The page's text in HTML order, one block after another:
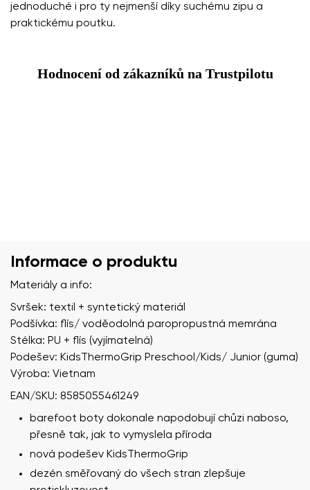
jednoduché i pro ty nejmenší díky suchému zipu a
praktickému poutku.
Hodnocení od zákazníků na Trustpilotu
Informace o produktu
Materiály a info:
Svršek: textil + syntetický materiál
Podšívka: flís/ voděodolná paropropustná memrána
Stélka: PU + flís (vyjímatelná)
Podešev: KidsThermoGrip Preschool/Kids/ Junior (guma)
Výroba: Vietnam
EAN/SKU: 8585055461249
barefoot boty dokonale napodobují chůzi naboso,
přesně tak, jak to vymyslela příroda
nová podešev KidsThermoGrip
dezén směřovaný do všech stran zlepšuje